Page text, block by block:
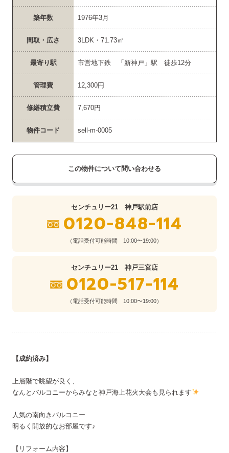
築年数 1976年3月
間取・広さ 3LDK・71.73㎡
最寄り駅 市営地下鉄 「新神戸」駅 徒歩12分
管理費 12,300円
修繕積立費 7,670円
物件コード sell-m-0005
この物件について問い合わせる
センチュリー21 神戸駅前店
0120-848-114
（電話受付可能時間 10:00〜19:00）
センチュリー21 神戸三宮店
0120-517-114
（電話受付可能時間 10:00〜19:00）
【成約済み】
上層階で眺望が良く、
なんとバルコニーからみなと神戸海上花火大会も見られます
人気の南向きバルコニー
明るく開放的なお部屋です♪
【リフォーム内容】